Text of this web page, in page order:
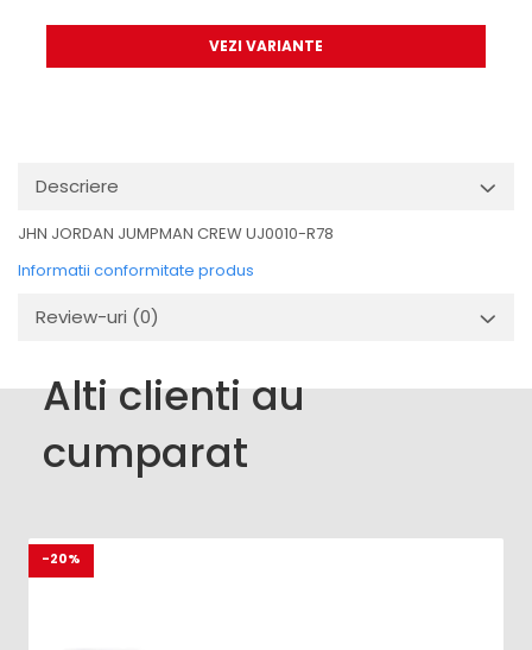
VEZI VARIANTE
Descriere
JHN JORDAN JUMPMAN CREW UJ0010-R78
Informatii conformitate produs
Review-uri (0)
Alti clienti au
cumparat
-20%